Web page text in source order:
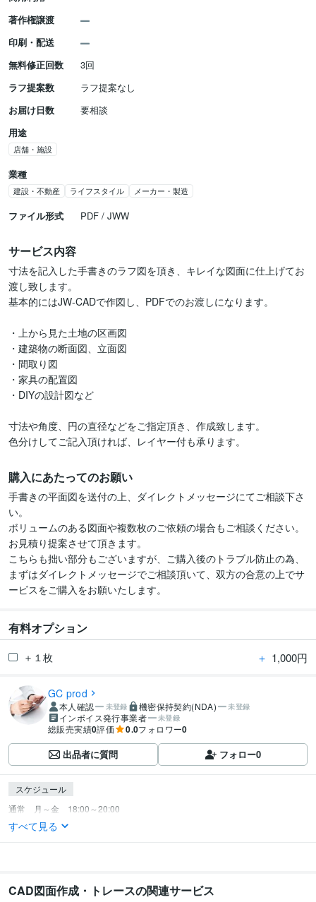
著作権譲渡
印刷・配送
無料修正回数
3回
ラフ提案数
ラフ提案なし
お届け日数
要相談
用途
店舗・施設
業種
建設・不動産 ライフスタイル メーカー・製造
ファイル形式 PDF / JWW
サービス内容
寸法を記入した手書きのラフ図を頂き、キレイな図面に仕上げてお
渡し致します。
基本的にはJW‐CADで作図し、PDFでのお渡しになります。
・上から見た土地の区画図
・建築物の断面図、立面図
・間取り図
・家具の配置図
・DIYの設計図など
寸法や角度、円の直径などをご指定頂き、作成致します。
購入にあたってのお願い
手書きの平面図を送付の上、ダイレクトメッセージにてご相談下さ
い。
ボリュームのある図面や複数枚のご依頼の場合もご相談ください。
お見積り提案させて頂きます。
こちらも拙い部分もございますが、ご購入後のトラブル防止の為、
まずはダイレクトメッセージでご相談頂いて、双方の合意の上でサ
ービスをご購入をお願いたします。
有料オプション
＋１枚 ＋ 1,000円
GC prod
本人確認 未登録 機密保持契約(NDA) 未登録
インボイス発行事業者 未登録
総販売実績0評価 0.0フォロワー0
出品者に質問 フォロー0
スケジュール
すべて見る
CAD図面作成・トレースの関連サービス